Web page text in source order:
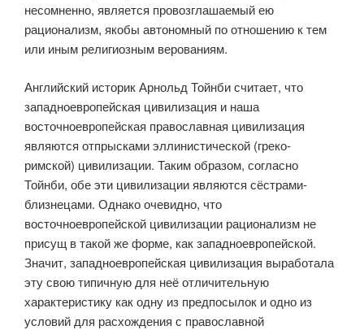
несомненно, является провозглашаемый ею
рационализм, якобы автономный по отношению к тем
или иным религиозным верованиям.
Английский историк Арнольд Тойнби считает, что
западноевропей­ская цивилизация и наша
восточноевропейская православная цивилиза­ция
являются отпрысками эллинистической (греко-
римской) цивили­зации. Таким образом, согласно
Тойнби, обе эти цивилизации являются сёстрами-
близнецами. Однако очевидно, что
восточноевропейской циви­лизации рационализм не
присущ в такой же форме, как западноевро­пейской.
Значит, западноевропейская цивилизация выработала
эту свою типичную для неё отличительную
характеристику как одну из предпосылок и одно из
условий для расхождения с православной